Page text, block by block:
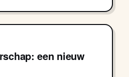
een nieuw